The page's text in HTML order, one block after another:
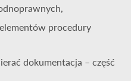
procedury
dokumentacja – część